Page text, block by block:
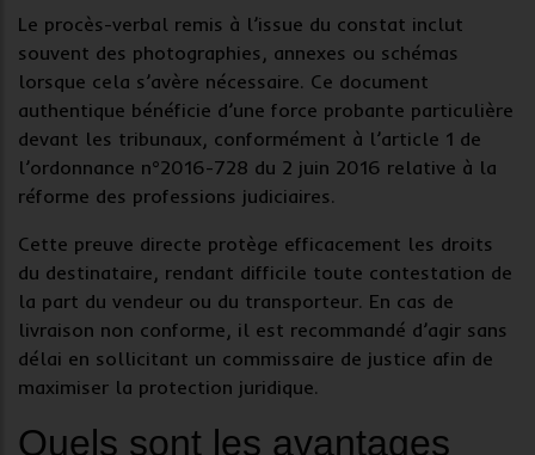
Le procès-verbal remis à l’issue du constat inclut
souvent des photographies, annexes ou schémas
lorsque cela s’avère nécessaire. Ce document
authentique bénéficie d’une force probante particulière
devant les tribunaux, conformément à l’article 1 de
l’ordonnance n°2016-728 du 2 juin 2016 relative à la
réforme des professions judiciaires.
Cette preuve directe protège efficacement les droits
du destinataire, rendant difficile toute contestation de
la part du vendeur ou du transporteur. En cas de
livraison non conforme, il est recommandé d’agir sans
délai en sollicitant un commissaire de justice afin de
maximiser la protection juridique.
Quels sont les avantages